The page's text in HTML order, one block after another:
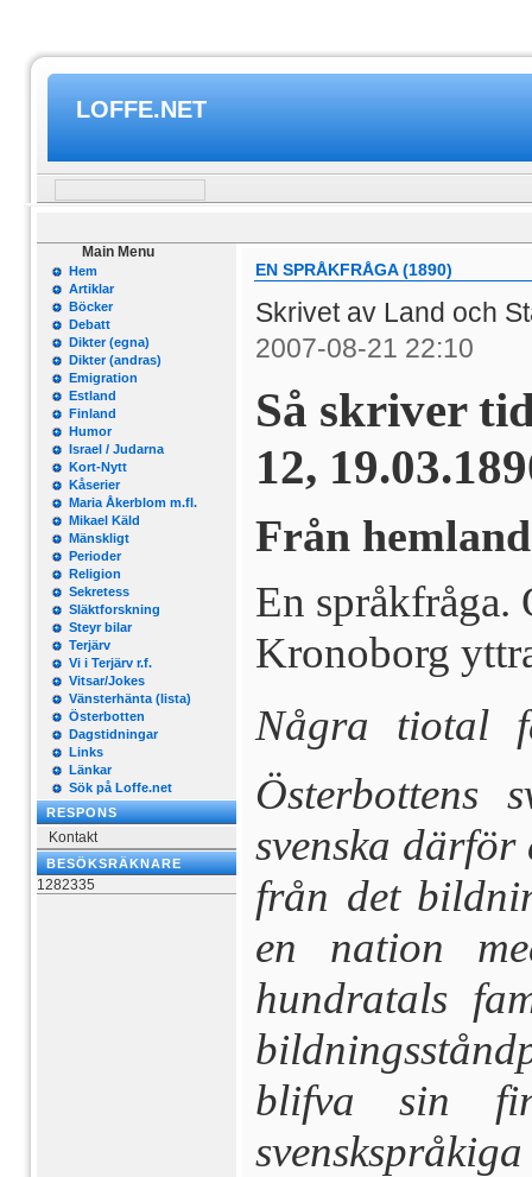
LOFFE.NET
Main Menu
Hem
Artiklar
Böcker
Debatt
Dikter (egna)
Dikter (andras)
Emigration
Estland
Finland
Humor
Israel / Judarna
Kort-Nytt
Kåserier
Maria Åkerblom m.fl.
Mikael Käld
Mänskligt
Perioder
Religion
Sekretess
Släktforskning
Steyr bilar
Terjärv
Vi i Terjärv r.f.
Vitsar/Jokes
Vänsterhänta (lista)
Österbotten
Dagstidningar
Links
Länkar
Sök på Loffe.net
RESPONS
Kontakt
BESÖKSRÄKNARE
1282335
EN SPRÅKFRÅGA (1890)
Skrivet av Land och
2007-08-21 22:10
Så skriver
12,
Från
En språkfråga.
Kronoborg
Några
Österbottens
svenska
från det
en nation
hundratals
blifva sin